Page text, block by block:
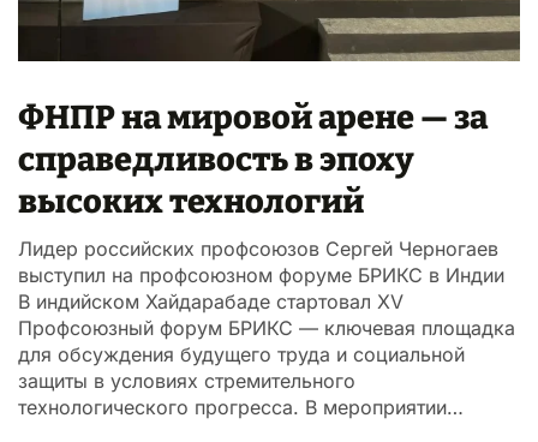
ФНПР на мировой арене — за
справедливость в эпоху
высоких технологий
Лидер российских профсоюзов Сергей Черногаев
выступил на профсоюзном форуме БРИКС в Индии
В индийском Хайдарабаде стартовал XV
Профсоюзный форум БРИКС — ключевая площадка
для обсуждения будущего труда и социальной
защиты в условиях стремительного
технологического прогресса. В мероприятии…